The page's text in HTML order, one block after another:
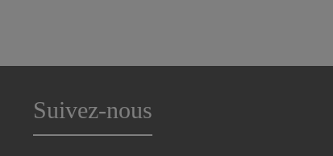
Suivez-nous